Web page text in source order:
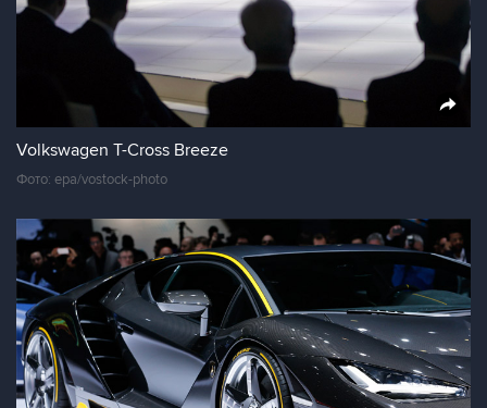
Volkswagen T-Cross Breeze
Фото: epa/vostock-photo